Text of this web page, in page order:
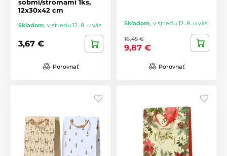
sobmi/stromami 1ks,
12x30x42 cm
Skladom, v stredu 12. 8. u vás
3,67 €
Porovnať
Skladom, v stredu 12. 8. u vás
16,45 €
9,87 €
Porovnať